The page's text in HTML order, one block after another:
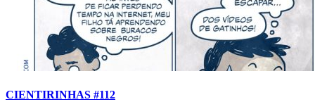
CIENTIRINHAS #112